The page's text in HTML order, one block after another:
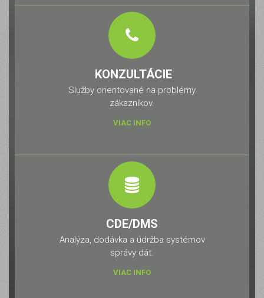
KONZULTÁCIE
Služby orientované na problémy
zákazníkov.
VIAC INFO
CDE/DMS
Analýza, dodávka a údržba systémov
správy dát.
VIAC INFO